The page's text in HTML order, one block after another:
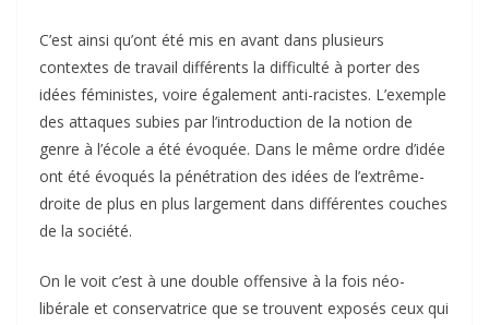
C’est ainsi qu’ont été mis en avant dans plusieurs
contextes de travail différents la difficulté à porter des
idées féministes, voire également anti-racistes. L’exemple
des attaques subies par l’introduction de la notion de
genre à l’école a été évoquée. Dans le même ordre d’idée
ont été évoqués la pénétration des idées de l’extrême-
droite de plus en plus largement dans différentes couches
de la société.
On le voit c’est à une double offensive à la fois néo-
libérale et conservatrice que se trouvent exposés ceux qui